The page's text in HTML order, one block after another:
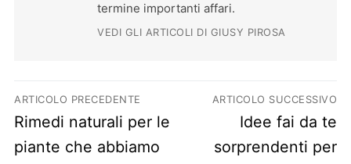
termine importanti affari.
VEDI GLI ARTICOLI DI GIUSY PIROSA
Navigazione articoli
ARTICOLO PRECEDENTE
Previous post:
Rimedi naturali per le
piante che abbiamo
ARTICOLO SUCCESSIVO
Next post:
Idee fai da te
sorprendenti per